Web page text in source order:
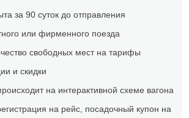
за 90 суток до отправления
или фирменного поезда
свободных мест на тарифы
и скидки
на интерактивной схеме вагона
на рейс, посадочный купон на